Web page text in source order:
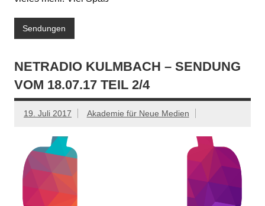
Sendungen
NETRADIO KULMBACH – SENDUNG
VOM 18.07.17 TEIL 2/4
19. Juli 2017 Akademie für Neue Medien